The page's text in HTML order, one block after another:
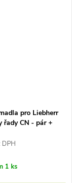
pro Liebherr
řady CN - pár +
DPH
1 ks